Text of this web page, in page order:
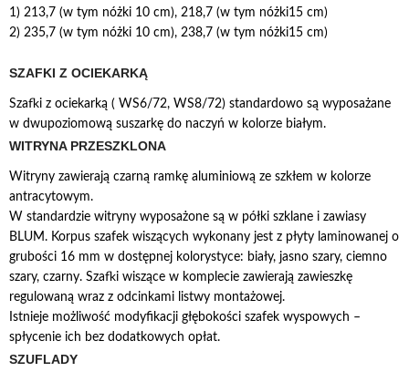
1) 213,7 (w tym nóżki 10 cm), 218,7 (w tym nóżki15 cm)
2) 235,7 (w tym nóżki 10 cm), 238,7 (w tym nóżki15 cm)
SZAFKI Z OCIEKARKĄ
Szafki z ociekarką ( WS6/72, WS8/72) standardowo są wyposażane
w dwupoziomową suszarkę do naczyń w kolorze białym.
WITRYNA PRZESZKLONA
Witryny zawierają czarną ramkę aluminiową ze szkłem w kolorze
antracytowym.
W standardzie witryny wyposażone są w półki szklane i zawiasy
BLUM. Korpus szafek wiszących wykonany jest z płyty laminowanej o
grubości 16 mm w dostępnej kolorystyce: biały, jasno szary, ciemno
szary, czarny. Szafki wiszące w komplecie zawierają zawieszkę
regulowaną wraz z odcinkami listwy montażowej.
Istnieje możliwość modyfikacji głębokości szafek wyspowych –
spłycenie ich bez dodatkowych opłat.
SZUFLADY